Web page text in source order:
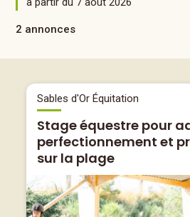
2 annonces
Sables d'Or Équitation
Stage équestre pour
perfectionnement et
sur la plage